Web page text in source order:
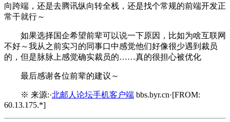
向跨端，还是去腾讯纵向转全栈，还是找个常规的前端开发正
常干就行～
如果选择国企希望前辈可以说一下原因，比如为啥互联网
不好～我从之前实习的同事口中感觉他们好像很少遇到裁员
的，但是脉脉上感觉确实裁员的……真的很担心被优化
最后感谢各位前辈的建议～
※ 来源:·北邮人论坛手机客户端 bbs.byr.cn·[FROM:
60.13.175.*]